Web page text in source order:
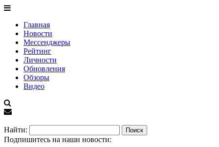
Главная
Новости
Мессенджеры
Рейтинг
Личности
Обновления
Обзоры
Видео
Найти:
Подпишитесь на наши новости: